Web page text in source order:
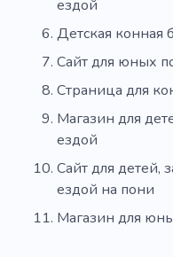
ездой
Детская конная
Сайт для юных
Страница для
Магазин для
ездой
Сайт для детей,
ездой на пони
Магазин для